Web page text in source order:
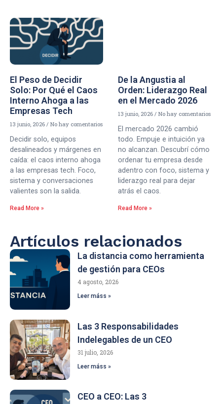
El Peso de Decidir
Solo: Por Qué el Caos
Interno Ahoga a las
Empresas Tech
13 junio, 2026 No hay comentarios
Decidir solo, equipos
desalineados y márgenes en
caída: el caos interno ahoga
a las empresas tech. Foco,
sistema y conversaciones
valientes son la salida.
Read More »
De la Angustia al
Orden: Liderazgo Real
en el Mercado 2026
13 junio, 2026 No hay comentarios
El mercado 2026 cambió
todo. Empuje e intuición ya
no alcanzan. Descubrí cómo
ordenar tu empresa desde
adentro con foco, sistema y
liderazgo real para dejar
atrás el caos.
Read More »
Artículos relacionados
La distancia como herramienta
de gestión para CEOs
4 agosto, 2026
Leer máss »
Las 3 Responsabilidades
Indelegables de un CEO
31 julio, 2026
Leer máss »
CEO a CEO: Las 3